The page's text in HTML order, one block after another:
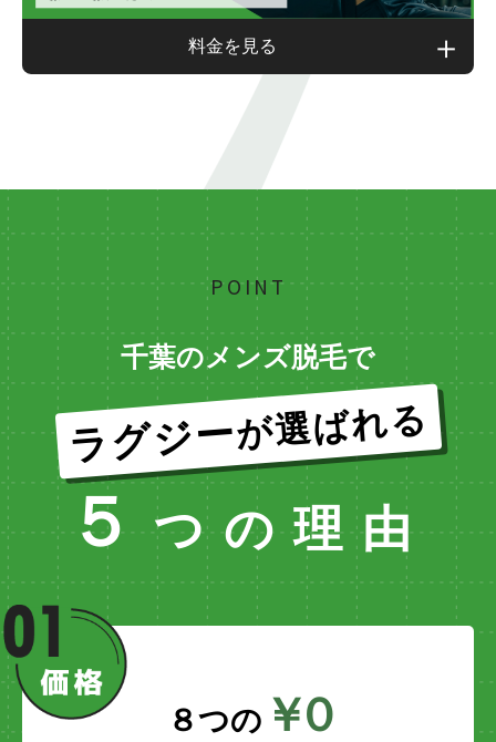
キャンペーン価格
料金の詳細
(玉を含む)
料金の詳細
料金を見る
うなじ ￥3,150
胸（乳首含） ￥6,800
腹部 ￥6,800
背中上 ￥4,900
背中下 ￥4,900
臀部 ￥7,800
両肘上 ￥6,800
POINT
千葉のメンズ脱毛で
ラグジーが選ばれる
５つの理由
８つの ￥０